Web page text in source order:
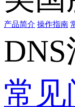
产品简介 操作指南
常见